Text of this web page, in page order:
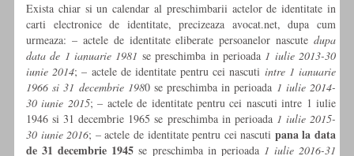
Exista chiar si un calendar al preschimbarii actelor de identitate in
carti electronice de identitate, precizeaza avocat.net, dupa cum
urmeaza: – actele de identitate eliberate persoanelor nascute dupa
data de 1 ianuarie 1981 se preschimba in perioada 1 iulie 2013-30
iunie 2014; – actele de identitate pentru cei nascuti intre 1 ianuarie
1966 si 31 decembrie 1980 se preschimba in perioada 1 iulie 2014-
30 iunie 2015; – actele de identitate pentru cei nascuti intre 1 iulie
1946 si 31 decembrie 1965 se preschimba in perioada 1 iulie 2015-
30 iunie 2016; – actele de identitate pentru cei nascuti pana la data
de 31 decembrie 1945 se preschimba in perioada 1 iulie 2016-31